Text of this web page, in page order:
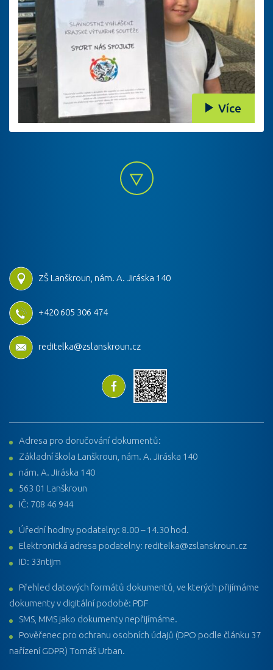
Více
ZŠ Lanškroun, nám. A. Jiráska 140
+420 605 306 474
reditelka@zslanskroun.cz
Adresa pro doručování dokumentů:
Základní škola Lanškroun, nám. A. Jiráska 140
nám. A. Jiráska 140
563 01 Lanškroun
IČ: 708 46 944
Úřední hodiny podatelny: 8.00 – 14.30 hod.
Elektronická adresa podatelny: reditelka@zslanskroun.cz
ID: 33ntijm
Přehled datových formátů dokumentů, ve kterých přijímáme
dokumenty v digitální podobě: PDF
SMS, MMS jako dokumenty nepřijímáme.
Pověřenec pro ochranu osobních údajů (DPO podle článku 37
nařízení GDPR) Tomáš Urban.